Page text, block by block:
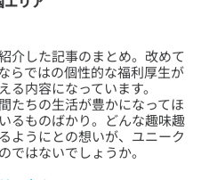
介した記事のまとめ。改めて
らではの個性的な福利厚生が
る内容になっています。
たちの生活が豊かになってほ
るものばかり。どんな趣味趣
ようにとの想いが、ユニーク